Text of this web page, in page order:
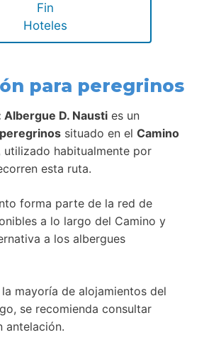
Fin
Hoteles
para peregrinos
Albergue D. Nausti es un
situado en el Camino
utilizado habitualmente por
esta ruta.
forma parte de la red de
a lo largo del Camino y
a los albergues
mayoría de alojamientos del
se recomienda consultar
antelación.